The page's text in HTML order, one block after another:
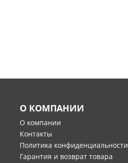
О КОМПАНИИ
О компании
Контакты
Политика конфиденциальности
Гарантия и возврат товара